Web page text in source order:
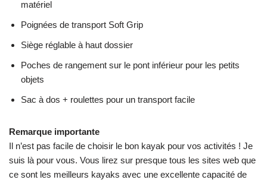
matériel
Poignées de transport Soft Grip
Siège réglable à haut dossier
Poches de rangement sur le pont inférieur pour les petits
objets
Sac à dos + roulettes pour un transport facile
Remarque importante
Il n’est pas facile de choisir le bon kayak pour vos activités ! Je
suis là pour vous. Vous lirez sur presque tous les sites web que
ce sont les meilleurs kayaks avec une excellente capacité de